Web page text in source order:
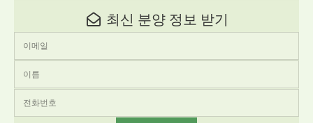
최신 분양 정보 받기